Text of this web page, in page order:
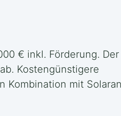
€ inkl. Förderung. Der
Kostengünstigere
Kombination mit